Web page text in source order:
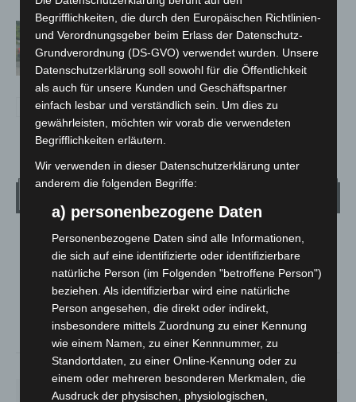
Region Hannover: 21 neue
Notfallsanitäter starten beim Roten
Kreuz
Wetter
LANGENHAGEN
Klarer Himmel
25.1°C 25.5°
24.4°
34% 2.6m/s 6%
SA. SO. MO. DI.
Begrifflichkeiten, die durch den Europäischen Richtlinien-
und Verordnungsgeber beim Erlass der Datenschutz-
Grundverordnung (DS-GVO) verwendet wurden. Unsere
Datenschutzerklärung soll sowohl für die Öffentlichkeit
als auch für unsere Kunden und Geschäftspartner
einfach lesbar und verständlich sein. Um dies zu
gewährleisten, möchten wir vorab die verwendeten
Begrifflichkeiten erläutern.
Wir verwenden in dieser Datenschutzerklärung unter
anderem die folgenden Begriffe:
a) personenbezogene Daten
Personenbezogene Daten sind alle Informationen,
die sich auf eine identifizierte oder identifizierbare
natürliche Person (im Folgenden "betroffene Person")
beziehen. Als identifizierbar wird eine natürliche
Person angesehen, die direkt oder indirekt,
insbesondere mittels Zuordnung zu einer Kennung
wie einem Namen, zu einer Kennnummer, zu
Standortdaten, zu einer Online-Kennung oder zu
einem oder mehreren besonderen Merkmalen, die
Ausdruck der physischen, physiologischen,